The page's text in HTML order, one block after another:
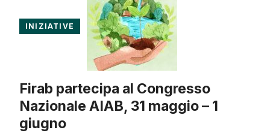
INIZIATIVE
Firab partecipa al Congresso
Nazionale AIAB, 31 maggio – 1
giugno